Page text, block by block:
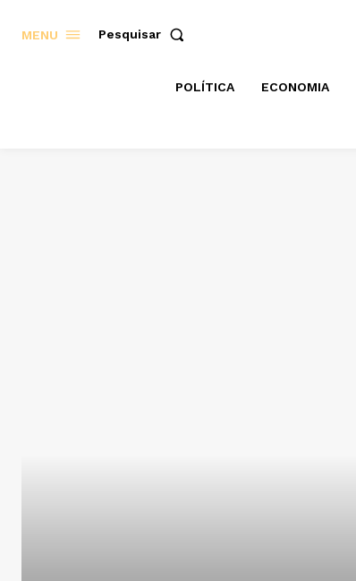
MENU Pesquisar
POLÍTICA ECONOMIA